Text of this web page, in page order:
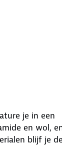
je in een
en wol,
blijf je